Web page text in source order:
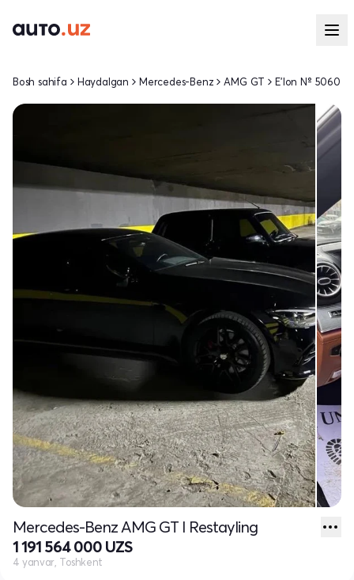
Bosh sahifa Haydalgan Mercedes-Benz AMG GT E'lon № 5060
Mercedes-Benz AMG GT I Restayling
1 191 564 000 UZS
4 yanvar, Toshkent